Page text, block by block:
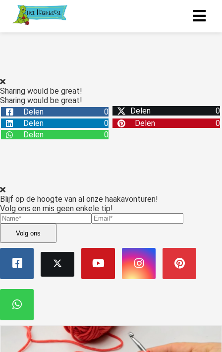
Sharing would be great!
Sharing would be great!
Delen
0 Delen
0
Delen
0 Delen
0
Delen
0
Blijf op de hoogte van al onze haakavonturen!
Volg ons en mis geen enkele tip!
Volg ons